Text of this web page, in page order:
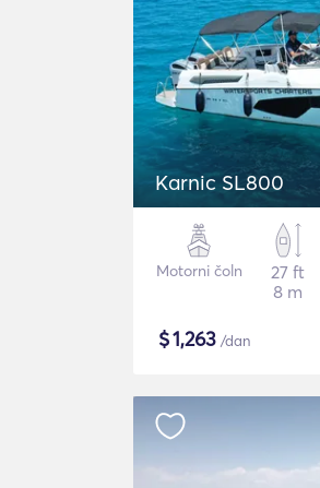
Karnic SL800
Motorni čoln
27 ft
8 m
$1,263 /dan